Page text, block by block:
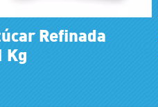
Refinada
Kg